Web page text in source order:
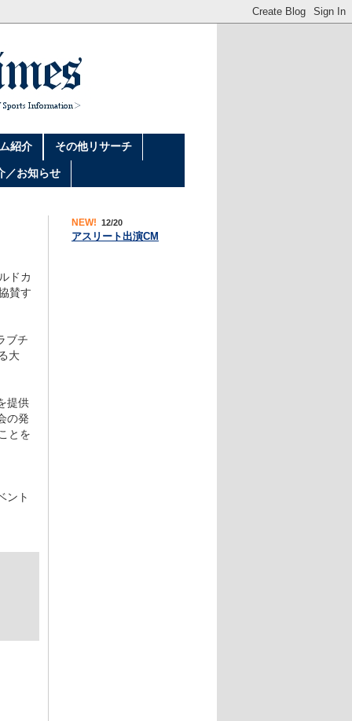
紹介 その他リサーチ
／お知らせ
ドカ
賛す
ブチ
大
提供
の発
とを
ント
NEW! 12/20
アスリート出演CM